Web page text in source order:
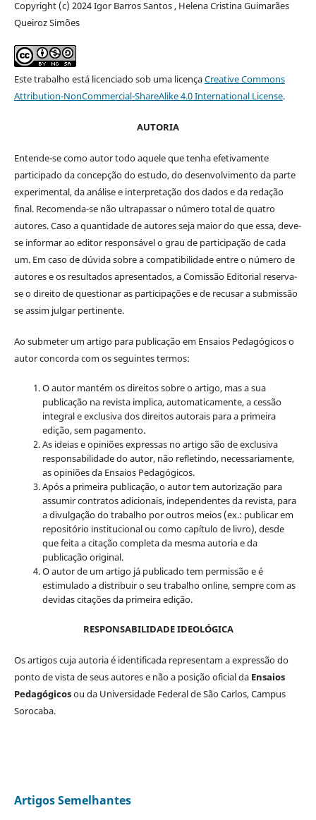
Copyright (c) 2024 Igor Barros Santos , Helena Cristina Guimarães
Queiroz Simões
Este trabalho está licenciado sob uma licençaCreative Commons
Attribution-NonCommercial-ShareAlike 4.0 International License.
AUTORIA
Entende-se como autor todo aquele que tenha efetivamente
participado da concepção do estudo, do desenvolvimento da parte
experimental, da análise e interpretação dos dados e da redação
final. Recomenda-se não ultrapassar o número total de quatro
autores. Caso a quantidade de autores seja maior do que essa, deve-
se informar ao editor responsável o grau de participação de cada
um. Em caso de dúvida sobre a compatibilidade entre o número de
autores e os resultados apresentados, a Comissão Editorial reserva-
se o direito de questionar as participações e de recusar a submissão
se assim julgar pertinente.
Ao submeter um artigo para publicação em Ensaios Pedagógicos o
autor concorda com os seguintes termos:
O autor mantém os direitos sobre o artigo, mas a sua
publicação na revista implica, automaticamente, a cessão
integral e exclusiva dos direitos autorais para a primeira
edição, sem pagamento.
As ideias e opiniões expressas no artigo são de exclusiva
responsabilidade do autor, não refletindo, necessariamente,
as opiniões da Ensaios Pedagógicos.
Após a primeira publicação, o autor tem autorização para
assumir contratos adicionais, independentes da revista, para
a divulgação do trabalho por outros meios (ex.: publicar em
repositório institucional ou como capítulo de livro), desde
que feita a citação completa da mesma autoria e da
publicação original.
O autor de um artigo já publicado tem permissão e é
estimulado a distribuir o seu trabalho online, sempre com as
devidas citações da primeira edição.
RESPONSABILIDADE IDEOLÓGICA
Os artigos cuja autoria é identificada representam a expressão do
ponto de vista de seus autores e não a posição oficial da Ensaios
Pedagógicosou da Universidade Federal de São Carlos, Campus
Sorocaba.
Artigos Semelhantes